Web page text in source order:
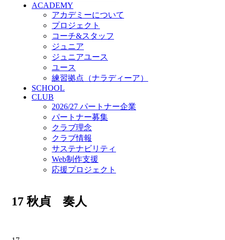
ACADEMY
アカデミーについて
プロジェクト
コーチ&スタッフ
ジュニア
ジュニアユース
ユース
練習拠点（ナラディーア）
SCHOOL
CLUB
2026/27 パートナー企業
パートナー募集
クラブ理念
クラブ情報
サステナビリティ
Web制作支援
応援プロジェクト
17 秋貞 奏人